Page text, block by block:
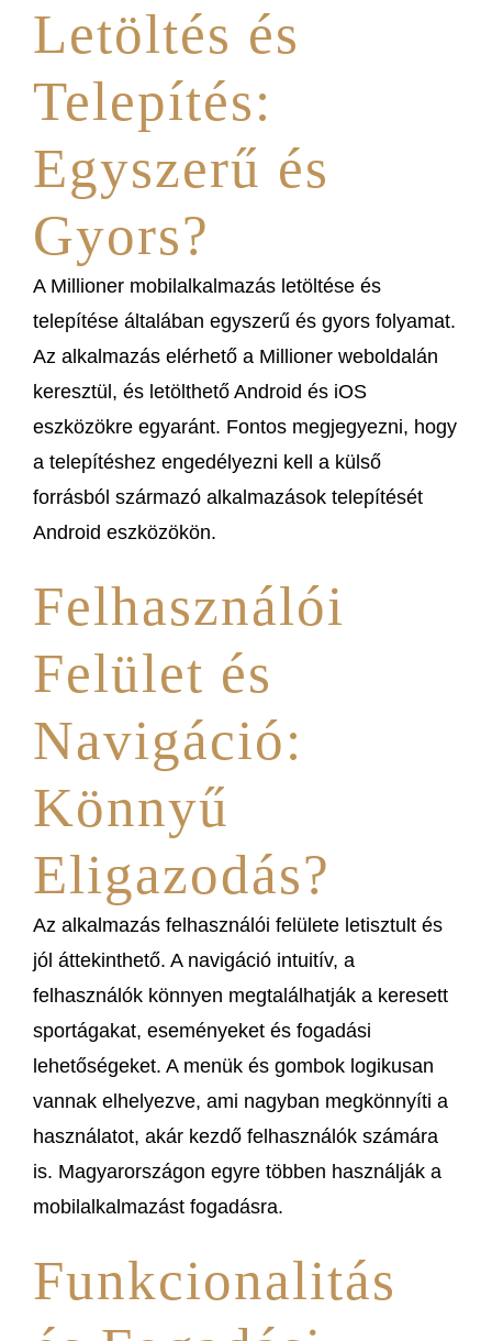
Letöltés és
Telepítés:
Egyszerű és
Gyors?
A Millioner mobilalkalmazás letöltése és
telepítése általában egyszerű és gyors folyamat.
Az alkalmazás elérhető a Millioner weboldalán
keresztül, és letölthető Android és iOS
eszközökre egyaránt. Fontos megjegyezni, hogy
a telepítéshez engedélyezni kell a külső
forrásból származó alkalmazások telepítését
Android eszközökön.
Felhasználói
Felület és
Navigáció:
Könnyű
Eligazodás?
Az alkalmazás felhasználói felülete letisztult és
jól áttekinthető. A navigáció intuitív, a
felhasználók könnyen megtalálhatják a keresett
sportágakat, eseményeket és fogadási
lehetőségeket. A menük és gombok logikusan
vannak elhelyezve, ami nagyban megkönnyíti a
használatot, akár kezdő felhasználók számára
is. Magyarországon egyre többen használják a
mobilalkalmazást fogadásra.
Funkcionalitás